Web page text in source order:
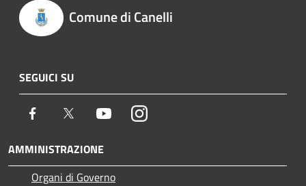
Comune di Canelli
SEGUICI SU
Facebook Twitter YoutubeInstagram
AMMINISTRAZIONE
Organi di Governo